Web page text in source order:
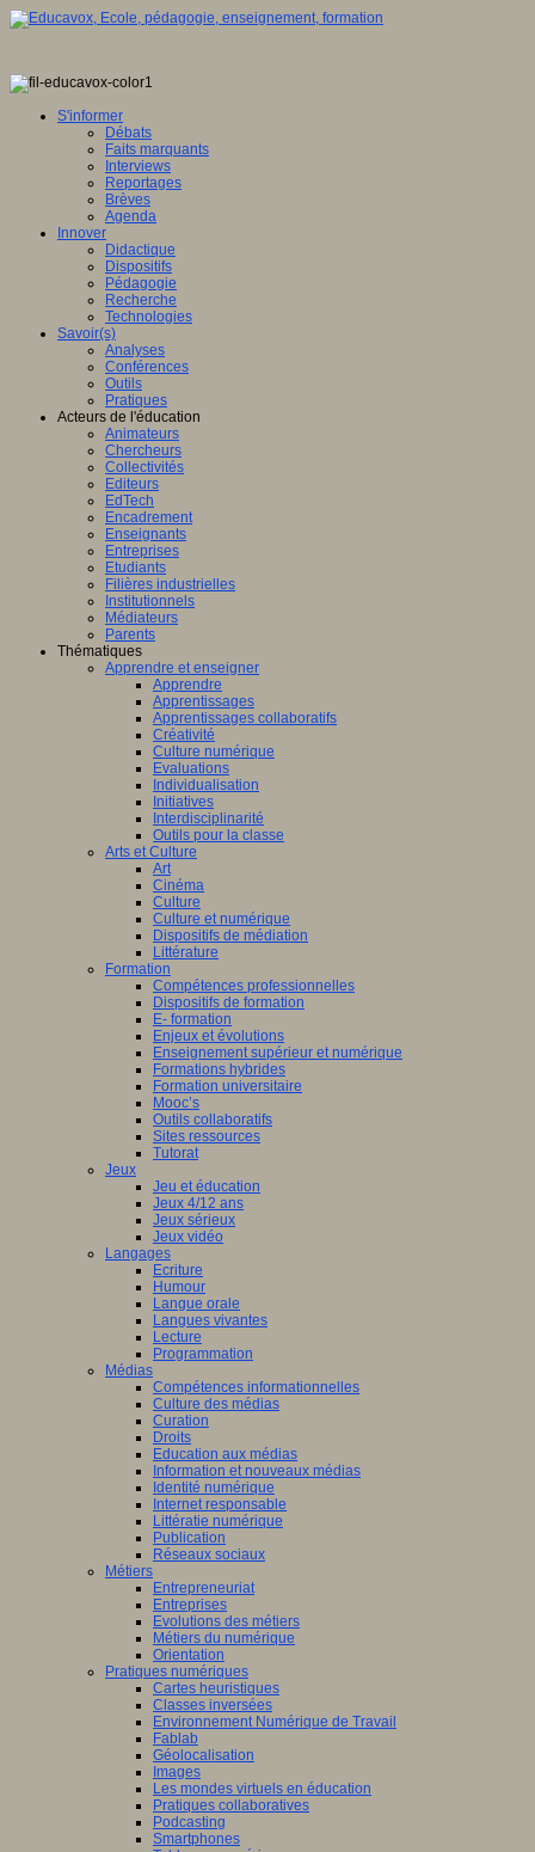
S'informer
Débats
Faits marquants
Interviews
Reportages
Brèves
Agenda
Innover
Didactique
Dispositifs
Pédagogie
Recherche
Technologies
Savoir(s)
Analyses
Conférences
Outils
Pratiques
Acteurs de l'éducation
Animateurs
Chercheurs
Collectivités
Editeurs
EdTech
Encadrement
Enseignants
Entreprises
Etudiants
Filières industrielles
Institutionnels
Médiateurs
Parents
Thématiques
Apprendre et enseigner
Apprendre
Apprentissages
Apprentissages collaboratifs
Créativité
Culture numérique
Evaluations
Individualisation
Initiatives
Interdisciplinarité
Outils pour la classe
Arts et Culture
Art
Cinéma
Culture
Culture et numérique
Dispositifs de médiation
Littérature
Formation
Compétences professionnelles
Dispositifs de formation
E- formation
Enjeux et évolutions
Enseignement supérieur et numérique
Formations hybrides
Formation universitaire
Mooc’s
Outils collaboratifs
Sites ressources
Tutorat
Jeux
Jeu et éducation
Jeux 4/12 ans
Jeux sérieux
Jeux vidéo
Langages
Ecriture
Humour
Langue orale
Langues vivantes
Lecture
Programmation
Médias
Compétences informationnelles
Culture des médias
Curation
Droits
Education aux médias
Information et nouveaux médias
Identité numérique
Internet responsable
Littératie numérique
Publication
Réseaux sociaux
Métiers
Entrepreneuriat
Entreprises
Evolutions des métiers
Métiers du numérique
Orientation
Pratiques numériques
Cartes heuristiques
Classes inversées
Environnement Numérique de Travail
Fablab
Géolocalisation
Images
Les mondes virtuels en éducation
Pratiques collaboratives
Podcasting
Smartphones